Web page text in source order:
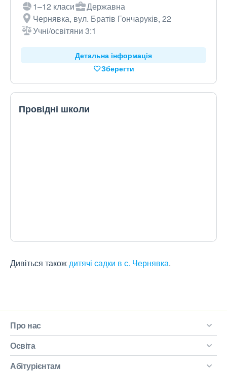
1–12 класи
Державна
Чернявка, вул. Братів Гончаруків, 22
Учні/освітяни 3:1
Детальна інформація
Зберегти
Провідні школи
Дивіться такождитячі садки в с. Чернявка.
Про нас
Освіта
Абітурієнтам